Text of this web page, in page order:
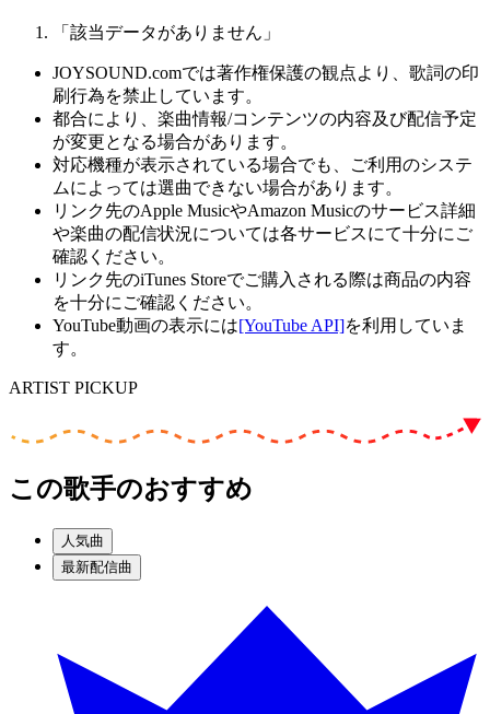
「該当データがありません」
JOYSOUND.comでは著作権保護の観点より、歌詞の印
刷行為を禁止しています。
都合により、楽曲情報/コンテンツの内容及び配信予定
が変更となる場合があります。
対応機種が表示されている場合でも、ご利用のシステ
ムによっては選曲できない場合があります。
リンク先のApple MusicやAmazon Musicのサービス詳細
や楽曲の配信状況については各サービスにて十分にご
確認ください。
リンク先のiTunes Storeでご購入される際は商品の内容
を十分にご確認ください。
YouTube動画の表示には[YouTube API]を利用していま
す。
ARTIST PICKUP
この歌手のおすすめ
人気曲
最新配信曲